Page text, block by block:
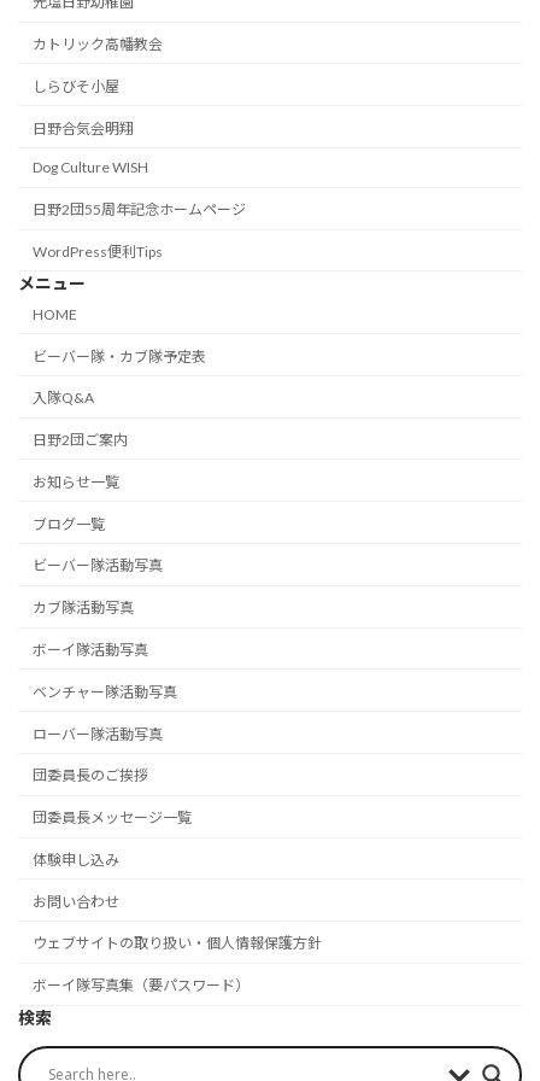
カトリック高幡教会
しらびそ小屋
日野合気会明翔
Dog Culture WISH
日野2団55周年記念ホームページ
WordPress便利Tips
メニュー
HOME
ビーバー隊・カブ隊予定表
入隊Q&A
日野2団ご案内
お知らせ一覧
ブログ一覧
ビーバー隊活動写真
カブ隊活動写真
ボーイ隊活動写真
ベンチャー隊活動写真
ローバー隊活動写真
団委員長のご挨拶
団委員長メッセージ一覧
体験申し込み
お問い合わせ
ウェブサイトの取り扱い・個人情報保護方針
ボーイ隊写真集（要パスワード）
検索